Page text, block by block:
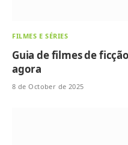
FILMES E SÉRIES
Guia de filmes de
agora
8 de October de 2025